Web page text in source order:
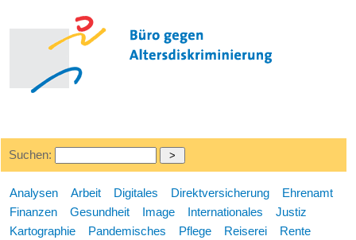
Suchen:
Analysen Arbeit Digitales Direktversicherung
Ehrenamt
Finanzen
Gesundheit Image Internationales
Justiz
Kartographie
Pandemisches Pflege Reiserei
Rente